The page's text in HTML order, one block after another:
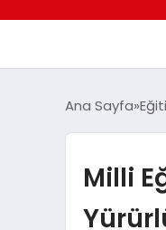
Ana Sayfa
Milli